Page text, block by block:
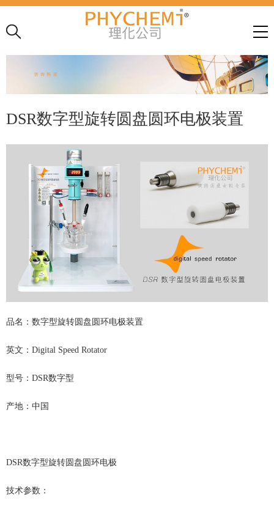
DSR数字型旋转圆盘圆环电极装置
品名：数字型旋转圆盘圆环电极装置
英文：Digital Speed Rotator
型号：DSR数字型
产地：中国
DSR数字型旋转圆盘圆环电极
技术参数：